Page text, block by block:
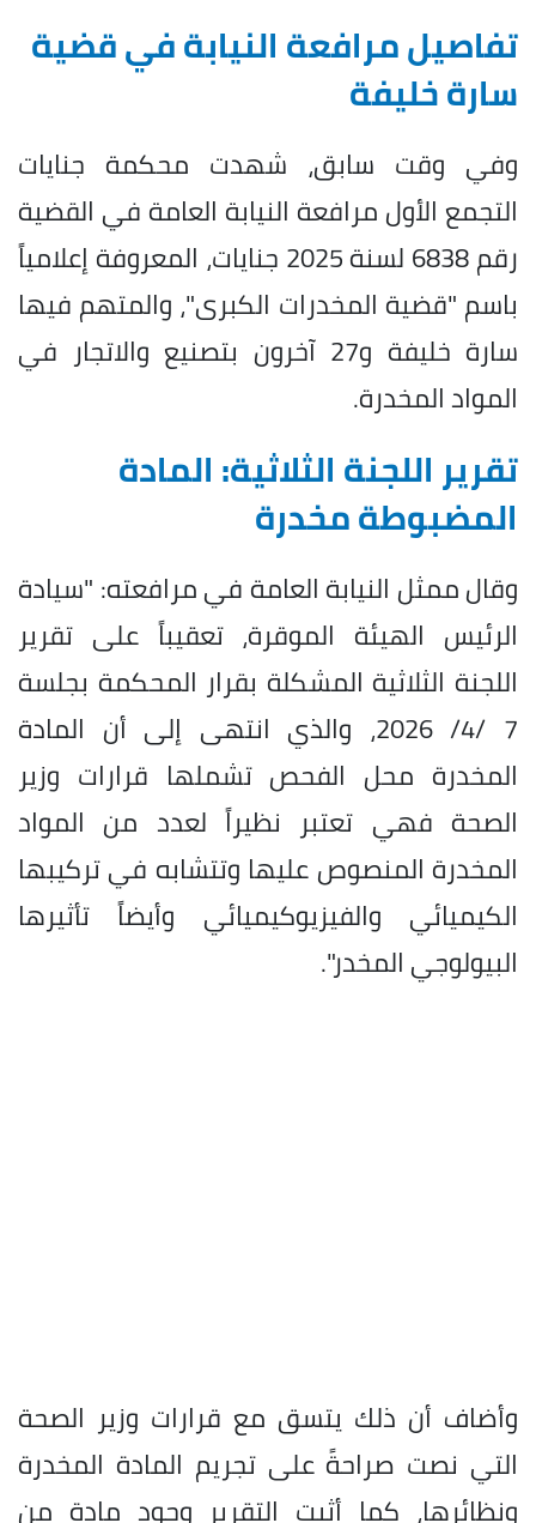
تفاصيل مرافعة النيابة في قضية
سارة خليفة
وفي وقت سابق، شهدت محكمة جنايات
التجمع الأول مرافعة النيابة العامة في القضية
رقم 6838 لسنة 2025 جنايات، المعروفة إعلامياً
باسم "قضية المخدرات الكبرى"، والمتهم فيها
سارة خليفة و27 آخرون بتصنيع والاتجار في
المواد المخدرة.
تقرير اللجنة الثلاثية: المادة
المضبوطة مخدرة
وقال ممثل النيابة العامة في مرافعته: "سيادة
الرئيس الهيئة الموقرة، تعقيباً على تقرير
اللجنة الثلاثية المشكلة بقرار المحكمة بجلسة
7 /4/ 2026، والذي انتهى إلى أن المادة
المخدرة محل الفحص تشملها قرارات وزير
الصحة فهي تعتبر نظيراً لعدد من المواد
المخدرة المنصوص عليها وتتشابه في تركيبها
الكيميائي والفيزيوكيميائي وأيضاً تأثيرها
البيولوجي المخدر".
وأضاف أن ذلك يتسق مع قرارات وزير الصحة
التي نصت صراحةً على تجريم المادة المخدرة
ونظائرها، كما أثبت التقرير وجود مادة من